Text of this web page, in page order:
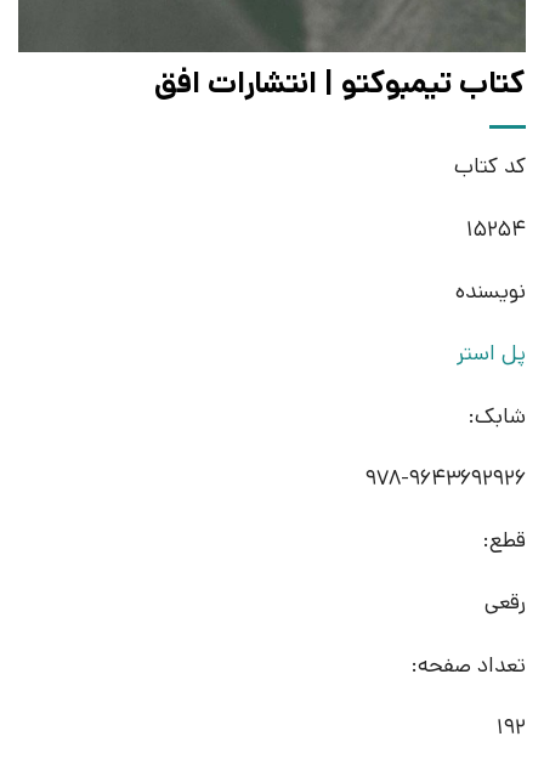
کتاب تیمبوکتو | انتشارات افق
کد کتاب
15254
نویسنده
پل استر
شابک:
978-9643692926
قطع:
رقعی
تعداد صفحه:
192